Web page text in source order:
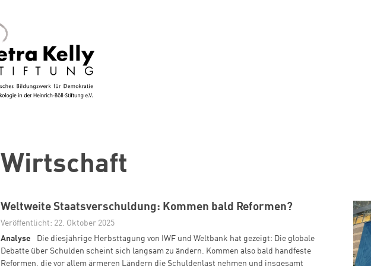
Wirtschaft
Weltweite Staatsverschuldung: Kommen bald Reformen?
Veröffentlicht: 22. Oktober 2025
Analyse
Die diesjährige Herbsttagung von IWF und Weltbank hat gezeigt: Die globale
Debatte über Schulden scheint sich langsam zu ändern. Kommen also bald handfeste
Reformen, die vor allem ärmeren Ländern die Schuldenlast nehmen und insgesamt